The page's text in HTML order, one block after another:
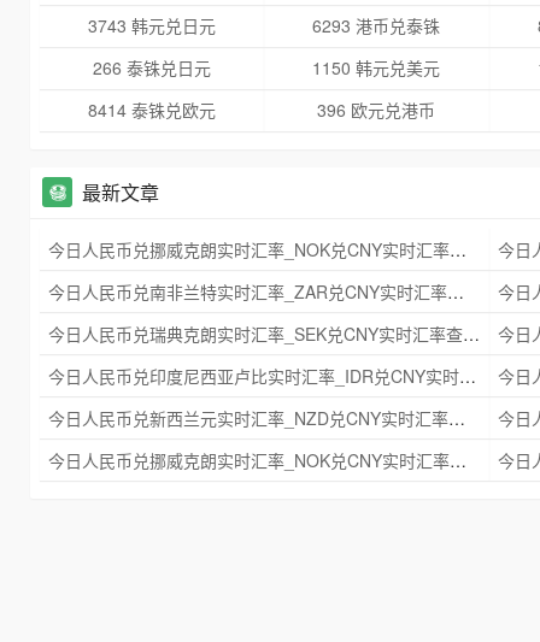
3743 韩元兑日元
6293 港币兑泰铢
266 泰铢兑日元
1150 韩元兑美元
8414 泰铢兑欧元
396 欧元兑港币
最新文章
今日人民币兑挪威克朗实时汇率_NOK兑CNY实时汇率查询 2025年09月21日
今日人民币兑南非兰特实时汇率_ZAR兑CNY实时汇率查询 2025年09月21日
今日人民币兑瑞典克朗实时汇率_SEK兑CNY实时汇率查询 2025年09月21日
今日人民币兑印度尼西亚卢比实时汇率_IDR兑CNY实时汇率查询 2025年09月21日
今日人民币兑新西兰元实时汇率_NZD兑CNY实时汇率查询 2025年09月21日
今日人民币兑挪威克朗实时汇率_NOK兑CNY实时汇率查询 2025年09月21日